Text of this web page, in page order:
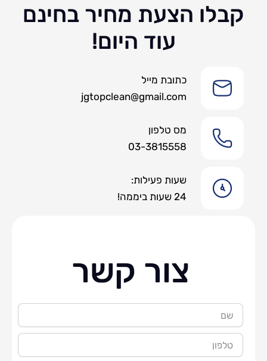
צור קשר
שם
טלפון
קבלו הצעת מחיר בחינם
עוד היום!
כתובת מייל
jgtopclean@gmail.com
מס טלפון
03-3815558
שעות פעילות:
24 שעות ביממה!